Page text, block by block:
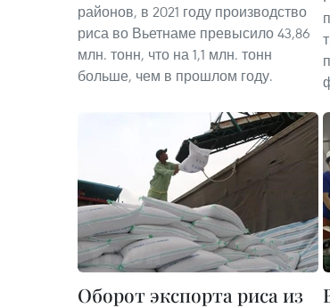
районов, в 2021 году производство
риса во Вьетнаме превысило 43,86
млн. тонн, что на 1,1 млн. тонн
больше, чем в прошлом году.
Оборот экспорта риса из